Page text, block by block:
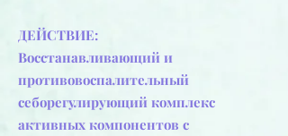
ДЕЙСТВИЕ:
Восстанавливающий и
противовоспалительный
себорегулирующий комплекс
активных компонентов с